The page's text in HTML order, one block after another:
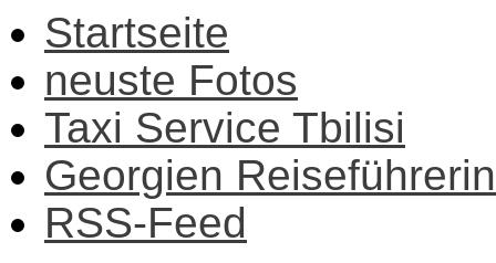
Startseite
neuste Fotos
Taxi Service Tbilisi
Georgien Reiseführerin
RSS-Feed